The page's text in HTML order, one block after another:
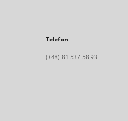
Telefon
(+48) 81 537 58 93